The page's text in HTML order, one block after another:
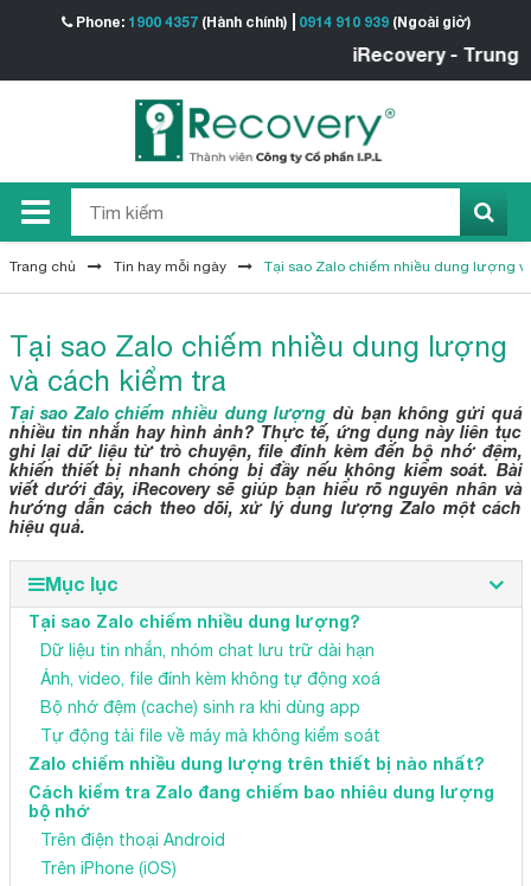
Phone: 1900 4357(Hành chính) 0914 910 939(Ngoài giờ)
iRecovery - Trung
Trang chủ Tin hay mỗi ngày Tại sao Zalo chiếm nhiều dung lượng
Tại sao Zalo chiếm nhiều dung lượng
và cách kiểm tra
Tại sao Zalo chiếm nhiều dung lượng dù bạn không gửi quá
nhiều tin nhắn hay hình ảnh? Thực tế, ứng dụng này liên tục
ghi lại dữ liệu từ trò chuyện, file đính kèm đến bộ nhớ đệm,
khiến thiết bị nhanh chóng bị đầy nếu không kiểm soát. Bài
viết dưới đây, iRecovery sẽ giúp bạn hiểu rõ nguyên nhân và
hướng dẫn cách theo dõi, xử lý dung lượng Zalo một cách
hiệu quả.
Mục lục
Tại sao Zalo chiếm nhiều dung lượng?
Dữ liệu tin nhắn, nhóm chat lưu trữ dài hạn
Ảnh, video, file đính kèm không tự động xoá
Bộ nhớ đệm (cache) sinh ra khi dùng app
Tự động tải file về máy mà không kiểm soát
Zalo chiếm nhiều dung lượng trên thiết bị nào nhất?
Cách kiểm tra Zalo đang chiếm bao nhiêu dung lượng
bộ nhớ
Trên điện thoại Android
Trên iPhone (iOS)